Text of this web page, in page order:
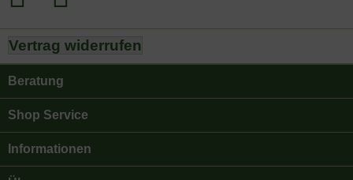
Vertrag widerrufen
Beratung
Shop Service
Informationen